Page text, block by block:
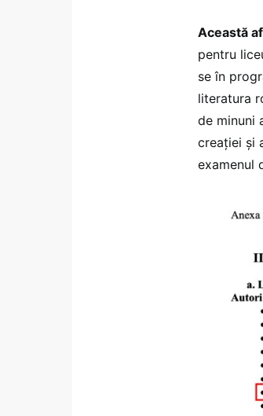
Această
pentru
se în
literatura
de minuni
creației și
examenul